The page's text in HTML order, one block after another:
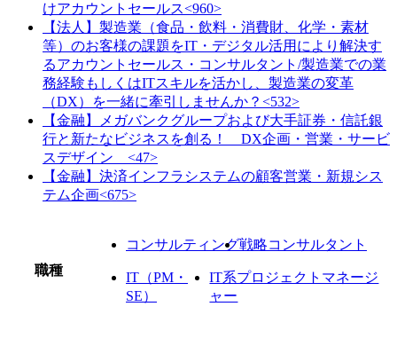
けアカウントセールス<960>
【法人】製造業（食品・飲料・消費財、化学・素材
等）のお客様の課題をIT・デジタル活用により解決す
るアカウントセールス・コンサルタント/製造業での業
務経験もしくはITスキルを活かし、製造業の変革
（DX）を一緒に牽引しませんか？<532>
【金融】メガバンクグループおよび大手証券・信託銀
行と新たなビジネスを創る！ DX企画・営業・サービ
スデザイン <47>
【金融】決済インフラシステムの顧客営業・新規シス
テム企画<675>
職種
コンサルティング戦略コンサルタント
IT（PM・
SE）
IT系プロジェクトマネージ
ャー